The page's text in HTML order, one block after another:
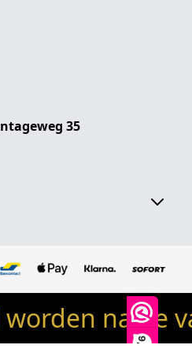
9,9
35
/ robinswoondeco.nl - Alle
na de